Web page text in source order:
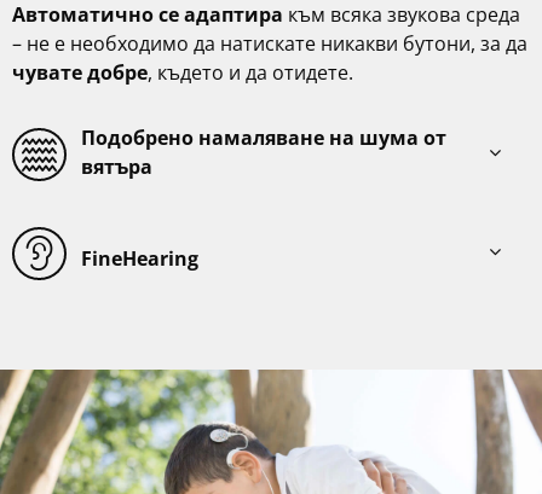
Автоматично се адаптира към всяка звукова среда
– не е необходимо да натискате никакви бутони, за да
чувате добре, където и да отидете.
Подобрено намаляване на шума от
вятъра
FineHearing